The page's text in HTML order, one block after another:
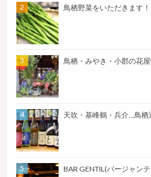
鳥栖野菜をいただきます
鳥栖・みやき・小郡の花
天吹・基峰鶴・兵介…鳥
BAR GENTIL(バージャン